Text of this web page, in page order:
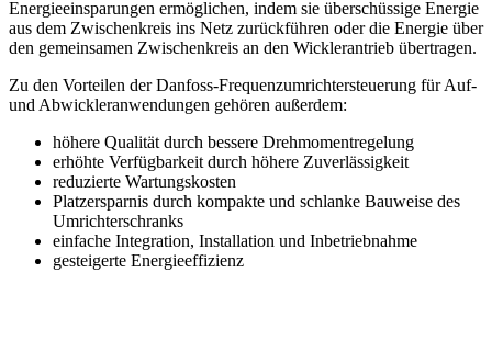
Energieeinsparungen ermöglichen, indem sie überschüssige Energie
aus dem Zwischenkreis ins Netz zurückführen oder die Energie über
den gemeinsamen Zwischenkreis an den Wicklerantrieb übertragen.
Zu den Vorteilen der Danfoss-Frequenzumrichtersteuerung für Auf-
und Abwickleranwendungen gehören außerdem:
höhere Qualität durch bessere Drehmomentregelung
erhöhte Verfügbarkeit durch höhere Zuverlässigkeit
reduzierte Wartungskosten
Platzersparnis durch kompakte und schlanke Bauweise des
Umrichterschranks
einfache Integration, Installation und Inbetriebnahme
gesteigerte Energieeffizienz